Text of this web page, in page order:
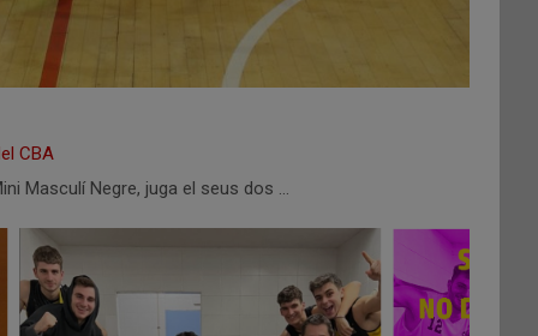
CBA
Masculí Negre, juga el seus dos …